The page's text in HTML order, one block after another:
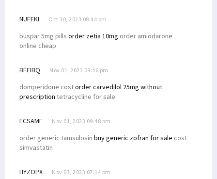
NUFFKI Oct 30, 2023 08:44 pm
buspar 5mg pills order zetia 10mg order amiodarone
online cheap
BFEIBQ Nov 01, 2023 09:46 pm
domperidone costorder carvedilol 25mg without
prescription tetracycline for sale
ECSAMF Nov 01, 2023 09:48 pm
order generic tamsulosin buy generic zofran for sale cost
simvastatin
HYZOPX Nov 03, 2023 07:14 pm